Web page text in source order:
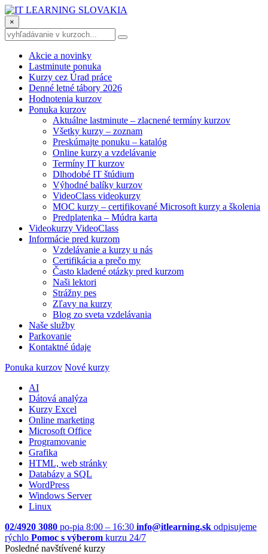
×
Akcie a novinky
Lastminute ponuka
Kurzy cez Úrad práce
Denné letné tábory 2026
Hodnotenia kurzov
Ponuka kurzov
Aktuálne lastminute – zlacnené termíny kurzov
Všetky kurzy – zoznam
Preskúmajte ponuku – katalóg
Online kurzy a vzdelávanie
Termíny IT kurzov
Dlhodobé IT štúdium
Výhodné balíky kurzov
VideoClass videokurzy
MOC kurzy – certifikované Microsoft kurzy a školenia
Predplatenka – Múdra karta
Videokurzy VideoClass
Informácie pred kurzom
Vzdelávanie a kurzy u nás
Certifikácia a prečo my
Často kladené otázky pred kurzom
Naši lektori
Strážny pes
Zľavy na kurzy
Blog zo sveta vzdelávania
Naše služby
Parkovanie
Kontaktné údaje
Ponuka kurzov Nové kurzy
AI
Dátová analýza
Kurzy Excel
Online marketing
Microsoft Office
Programovanie
Grafika
HTML, web stránky
Databázy a SQL
WordPress
Windows Server
Linux
02/4920 3080 po-pia 8:00 – 16:30 info@itlearning.sk odpisujeme
rýchlo Pomoc s výberom kurzu 24/7
Posledné navštívené kurzy